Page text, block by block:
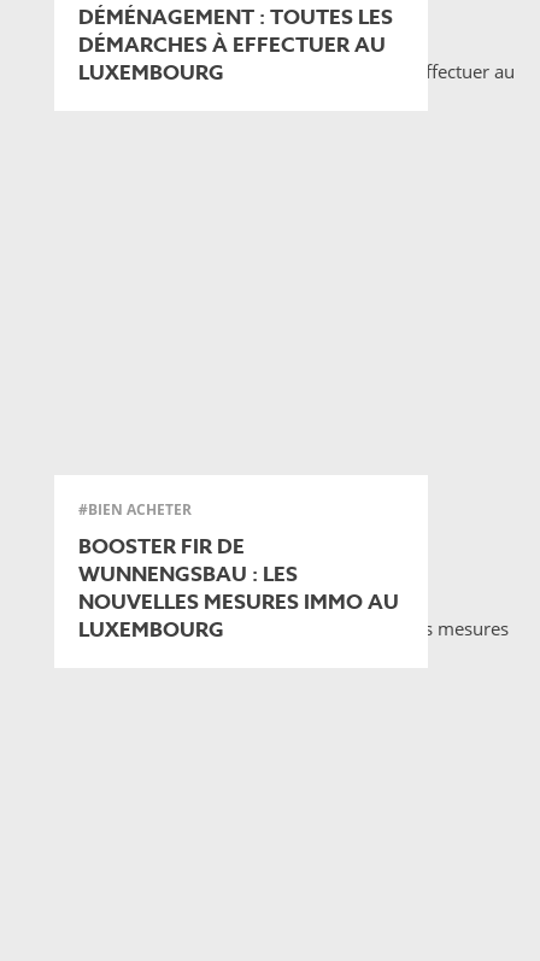
DÉMÉNAGEMENT : TOUTES LES
DÉMARCHES À EFFECTUER AU
LUXEMBOURG
#BIEN ACHETER
BOOSTER FIR DE
WUNNENGSBAU : LES
NOUVELLES MESURES IMMO AU
LUXEMBOURG